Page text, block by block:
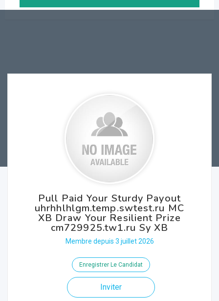
Pull Paid Your Sturdy Payout
uhrhhlhlgm.temp.swtest.ru MC
XB Draw Your Resilient Prize
cm729925.tw1.ru Sy XB
Membre depuis 3 juillet 2026
Enregistrer Le Candidat
Inviter